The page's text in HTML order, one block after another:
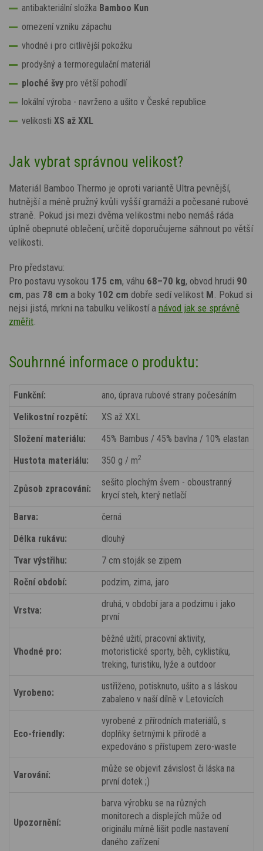
antibakteriální složka Bamboo Kun
omezení vzniku zápachu
vhodné i pro citlivější pokožku
prodyšný a termoregulační materiál
ploché švy pro větší pohodlí
lokální výroba - navrženo a ušito v České republice
velikosti XS až XXL
Jak vybrat správnou velikost?
Materiál Bamboo Thermo je oproti variantě Ultra pevnější,
hutnější a méně pružný kvůli vyšší gramáži a počesané rubové
straně. Pokud jsi mezi dvěma velikostmi nebo nemáš ráda
úplně obepnuté oblečení, určitě doporučujeme sáhnout po větší
velikosti.
Pro představu:
Pro postavu vysokou 175 cm, váhu 68–70 kg, obvod hrudi 90
cm, pas 78 cm a boky 102 cm dobře sedí velikost M . Pokud si
nejsi jistá, mrkni na tabulku velikostí a návod jak se správně
změřit
Souhrnné informace o produktu:
Funkční:
ano, úprava rubové strany počesáním
Velikostní rozpětí:
XS až XXL
Složení materiálu:
45% Bambus / 45% bavlna / 10% elastan
Hustota materiálu:
350 g / m2
Způsob zpracování:
sešito plochým švem - oboustranný
krycí steh, který netlačí
Barva:
černá
Délka rukávu:
dlouhý
Tvar výstřihu:
7 cm stoják se zipem
Roční období:
podzim, zima, jaro
Vrstva:
druhá, v období jara a podzimu i jako
první
Vhodné pro:
běžné užití, pracovní aktivity,
motoristické sporty, běh, cyklistiku,
treking, turistiku, lyže a outdoor
Vyrobeno:
ustřiženo, potisknuto, ušito a s láskou
zabaleno v naší dílně v Letovicích
Eco-friendly:
vyrobené z přírodních materiálů, s
doplňky šetrnými k přírodě a
expedováno s přístupem zero-waste
Varování:
může se objevit závislost či láska na
první dotek ;)
Upozornění:
barva výrobku se na různých
monitorech a displejích může od
originálu mírně lišit podle nastavení
daného zařízení